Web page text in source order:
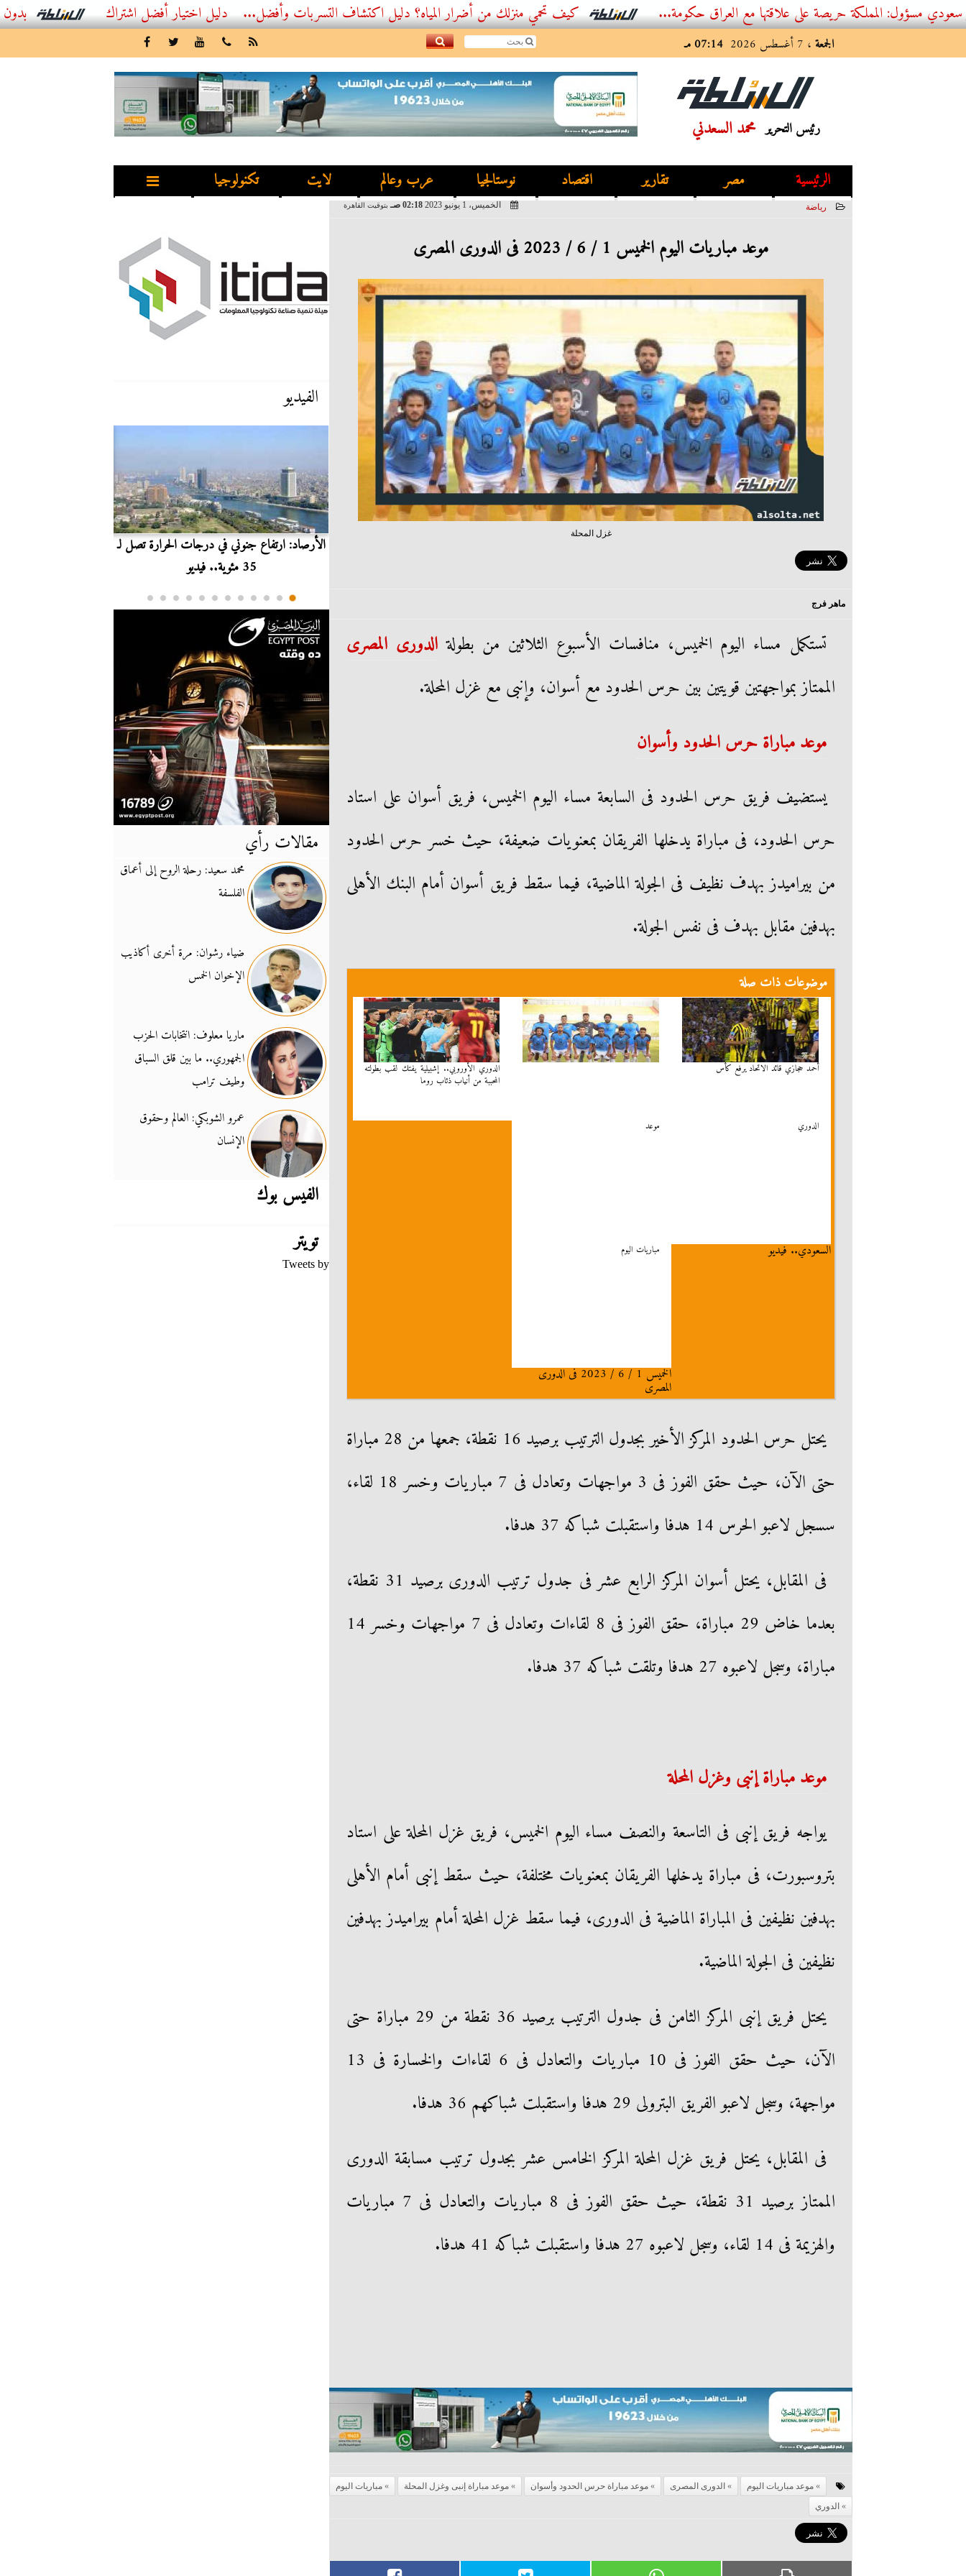
أفضل اشتراك IPTV بدون تقطيع 2026 – دليل المشاهد العصري المملكة حريصة على علاقتها مع العراق حكومة... كيف تحمي منزلك من أضرار المياه؟ دليل اكتشاف التسربات وأفضل...
الجمعة ، 7 أغسطس 2026 07:14 مـ
رئيس التحرير محمد السعدني
الرئيسية مصر تقارير اقتصاد نوستالجيا عرب وعالم لايت تكنولوجيا
رياضة الخميس، 1 يونيو 2023 02:18 صـ بتوقيت القاهرة
موعد مباريات اليوم الخميس 1 / 6 / 2023 فى الدورى المصرى
غزل المحلة
ماهر فرج
تستكمل مساء اليوم الخميس، منافسات الأسبوع الثلاثين من بطولةالدورى المصرى
الممتاز بمواجهتين قويتين بين حرس الحدود مع أسوان، وإنبى مع غزل المحلة.
موعد مباراة حرس الحدود وأسوان
يستضيف فريق حرس الحدود فى السابعة مساء اليوم الخميس، فريق أسوان على استاد
حرس الحدود، فى مباراة يدخلها الفريقان بمعنويات ضعيفة، حيث خسر حرس الحدود
من بيراميدز بهدف نظيف فى الجولة الماضية، فيما سقط فريق أسوان أمام البنك الأهلى
بهدفين مقابل بهدف فى نفس الجولة.
موضوعات ذات صلة
أحمد حجازي قائد الاتحاد يرفع كأس
الدوري
السعودي.. فيديو
موعد
مباريات اليوم
الخميس 1 / 6 / 2023 فى الدورى
المصرى
الدوري الأوروبي.. إشبيلية يفتك لقب بطولته
المحببة من أنياب ذئاب روما
يحتل حرس الحدود المركز الأخير بجدول الترتيب برصيد 16 نقطة، جمعها من 28 مباراة
حتى الآن، حيث حقق الفوز فى 3 مواجهات وتعادل فى 7 مباريات وخسر 18 لقاء،
سسجل لاعبو الحرس 14 هدفا واستقبلت شباكه 37 هدفا.
فى المقابل، يحتل أسوان المركز الرابع عشر فى جدول ترتيب الدورى برصيد 31 نقطة،
بعدما خاض 29 مباراة، حقق الفوز فى 8 لقاءات وتعادل فى 7 مواجهات وخسر 14
مباراة، وسجل لاعبوه 27 هدفا وتلقت شباكه 37 هدفا.
موعد مباراة إنبى وغزل المحلة
يواجه فريق إنبى فى التاسعة والنصف مساء اليوم الخميس، فريق غزل المحلة على استاد
بتروسبورت، فى مباراة يدخلها الفريقان بمعنويات مختلفة، حيث سقط إنبى أمام الأهلى
بهدفين نظيفين فى المباراة الماضية فى الدورى، فيما سقط غزل المحلة أمام بيراميدز بهدفين
نظيفين فى الجولة الماضية.
يحتل فريق إنبى المركز الثامن فى جدول الترتيب برصيد 36 نقطة من 29 مباراة حتى
الآن، حيث حقق الفوز فى 10 مباريات والتعادل فى 6 لقاءات والخسارة فى 13
مواجهة، وسجل لاعبو الفريق البترولى 29 هدفا واستقبلت شباكهم 36 هدفا.
فى المقابل، يحتل فريق غزل المحلة المركز الخامس عشر بجدول ترتيب مسابقة الدورى
الممتاز برصيد 31 نقطة، حيث حقق الفوز فى 8 مباريات والتعادل فى 7 مباريات
والهزيمة فى 14 لقاء، وسجل لاعبوه 27 هدفا واستقبلت شباكه 41 هدفا.
موعد مباريات اليوم الدورى المصرى موعد مباراة حرس الحدود وأسوان موعد مباراة إنبى وغزل المحلة
مباريات اليوم
الدوري
الفيديو
الأرصاد: ارتفاع جنوني في درجات الحرارة تصل لـ
35 مئوية.. فيديو
مقالات رأي
محمد سعيد: رحلة الروح إلى أعماق
الفلسفة
ضياء رشوان: مرة أخرى أكاذيب
الإخوان الخمس
ماريا معلوف: انتخابات الحزب
الجمهوري.. ما بين قلق السباق
وطيف ترامب
عمرو الشوبكي: العالم وحقوق
الإنسان
الفيس بوك
تويتر
Tweets by